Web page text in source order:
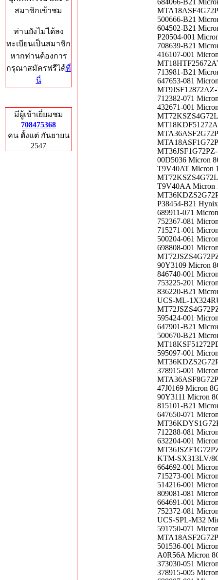
สมาชิกเข้าชม
ท่านยังไม่ได้ลง
ทะเบียนเป็นสมาชิก
หากท่านต้องการ
กรุณาสมัครฟรีได้ที่
นี่
มีผู้เข้าเยี่ยมชม
708475368
คน ตั้งแต่ กันยายน
2547
684066-B21
500666-B21
604502-B21
P20504-001
708639-B21
416107-001
713981-B21
647653-081
712382-071
432671-001
00D5036 Micron
T9V40AT Micron
T9V40AA Micron
P38454-B21
689911-071
752367-081
715271-001
500204-061
698808-001
90Y3109 Micron
846740-001
753225-201
836220-B21
UCS-ML-
595424-001
647901-B21
500670-B21
595097-001
378915-001
47J0169 Micron
90Y3111 Micron
815101-B21
647650-071
712288-081
632204-001
KTM-SX313LV/
664692-001
715273-001
514216-001
809081-081
664691-001
752372-081
UCS-SPL-M32
591750-071
501536-001
A0R56A Micron
373030-051
378915-005